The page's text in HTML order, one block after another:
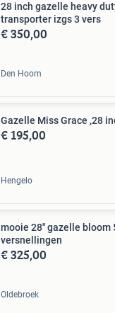
28 inch gazelle heavy
transporter izgs 3 vers
€ 350,00
Den Hoorn
Gazelle Miss Grace ,28
€ 195,00
Hengelo
mooie 28'' gazelle bloom
versnellingen
€ 325,00
Oldebroek